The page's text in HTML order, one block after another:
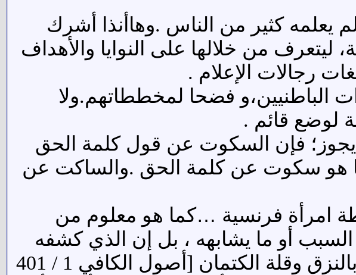
يعلمه كثير من الناس .وهاأنذا أشرك
من خلالها على النوايا والأهداف
رجالات الإعلام .
الباطنيين،و فضحا لمخططاتهم.ولا
لوضع قائم .
يجوز؛ فإن السكوت عن قول كلمة الحق
هو سكوت عن كلمة الحق .والساكت عن
امرأة فرنسية …كما هو معلوم من
أو ما يشابهه ، بل إن الذي كشفه
رجال الطائفة نفسها لأنهم كما تقول أخبارهم : مبتلون بالنزق وقلة الكتمان [أصول الكافي 1 / 401